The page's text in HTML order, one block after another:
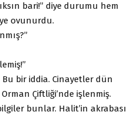
bari!” diye durumu hem
ovunurdu.
bir iddia. Cinayetler dün
Çiftliği’nde işlenmiş.
bunlar. Halit’in akrabası